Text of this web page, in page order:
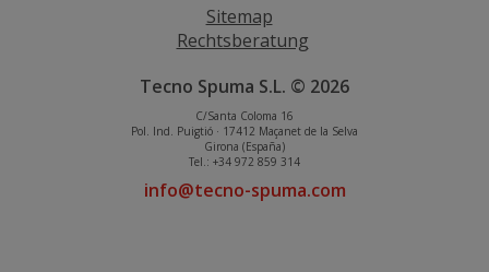
Sitemap
Rechtsberatung
Tecno Spuma S.L. © 2026
C/Santa Coloma 16
Pol. Ind. Puigtió · 17412 Maçanet de la Selva
Girona (España)
Tel.: +34 972 859 314
info@tecno-spuma.com